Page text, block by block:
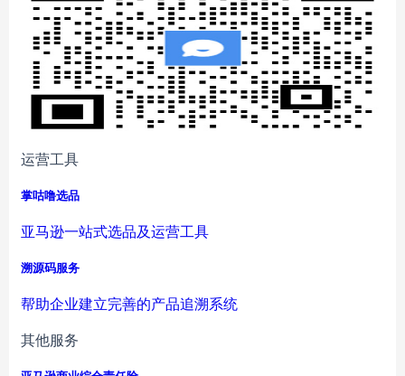
运营工具
掌咕噜选品
亚马逊一站式选品及运营工具
溯源码服务
帮助企业建立完善的产品追溯系统
其他服务